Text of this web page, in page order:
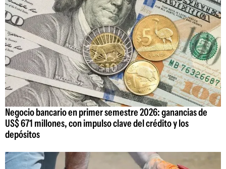
Negocio bancario en primer semestre 2026: ganancias de
US$ 671 millones, con impulso clave del crédito y los
depósitos